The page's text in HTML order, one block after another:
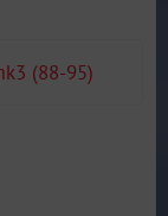
(88-95)